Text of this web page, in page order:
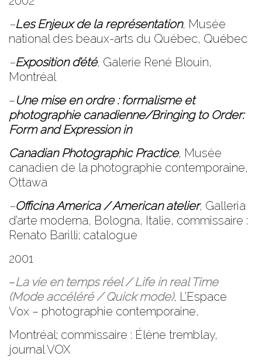
–Les Enjeux de la représentation, Musée
national des beaux-arts du Québec, Québec
–Exposition d’été, Galerie René Blouin,
Montréal
–Une mise en ordre : formalisme et
photographie canadienne/Bringing to Order:
Form and Expression in
Canadian Photographic Practice, Musée
canadien de la photographie contemporaine,
Ottawa
–Officina America / American atelier, Galleria
d’arte moderna, Bologna, Italie, commissaire :
Renato Barilli; catalogue
2001
–La vie en temps réel / Life in real Time
(Mode accéléré / Quick mode), L’Espace
Vox – photographie contemporaine,
Montréal; commissaire : Élène tremblay,
journal VOX